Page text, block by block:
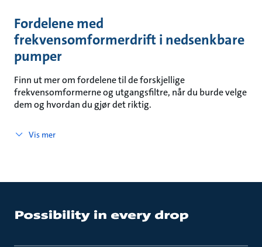
Fordelene med
frekvensomformerdrift i nedsenkbare
pumper
Finn ut mer om fordelene til de forskjellige
frekvensomformerne og utgangsfiltre, når du burde velge
dem og hvordan du gjør det riktig.
Vis mer